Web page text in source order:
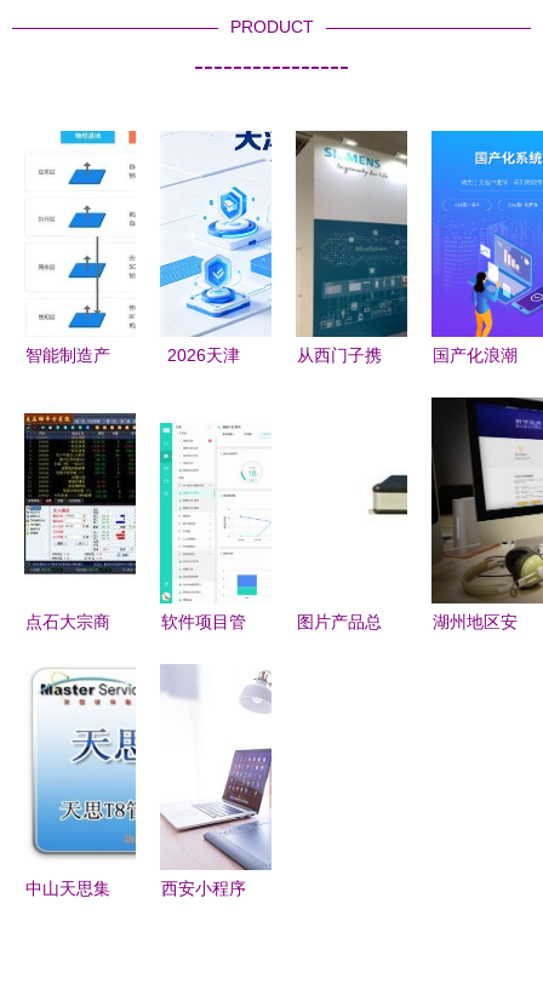
PRODUCT
----------------
智能制造产
智能制造产
业的重要承
载地
2026天津
司Top榜单
政企与中小
企业的协同
适配指南
从西门子携
国产化浪潮
务信息化基
石 定制
OA/ERP软
件与麒麟操
作系统及数
据库的深度
点石大宗商
与邮币发售
交易软件开
发 核心技
术与行业赋
软件项目管
流工具推荐
图片产品总
湖州地区安
中山天思集
西安小程序